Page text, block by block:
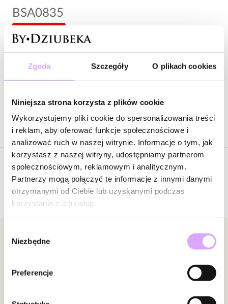
Zgoda Szczegóły O plikach cookies
Niniejsza strona korzysta z plików cookie
Wykorzystujemy pliki cookie do spersonalizowania treści
i reklam, aby oferować funkcje społecznościowe i
analizować ruch w naszej witrynie. Informacje o tym, jak
korzystasz z naszej witryny, udostępniamy partnerom
społecznościowym, reklamowym i analitycznym.
Partnerzy mogą połączyć te informacje z innymi danymi
otrzymanymi od Ciebie lub uzyskanymi podczas
korzystania z ich usług.
zgody
Niezbędne
Preferencje
BSA0835
79,00 zł
Wysyłka do 2 dni roboczych
Opis produktu
Surowiec: stal szlachetna.
Kolor surowca: złoty.
Wielkość elementu: 0,98 cm x 1,10 cm.
Długość bransoletki: 16 cm + 3 cm łańcuszek wydłużający.
Rodzaj zapięcia: karabińczyk.
Opinie
Bądź pierwszą osobą, która podzieli się opinią o tym
Powiadomienie
Newsletter